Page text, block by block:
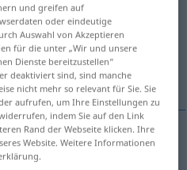
Bewachung, Wache
living
und greifen auf
oder eindeutige
Auswahl von Akzeptieren
für die unter „Wir und unsere
Dienste bereitzustellen“
deaktiviert sind, sind manche
nicht mehr so relevant für Sie. Sie
aufrufen, um Ihre Einstellungen zu
indem Sie auf den Link
Rand der Webseite klicken. Ihre
Website. Weitere Informationen